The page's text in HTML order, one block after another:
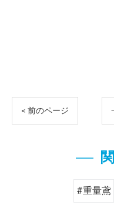
< 前のページ
#重量鳶